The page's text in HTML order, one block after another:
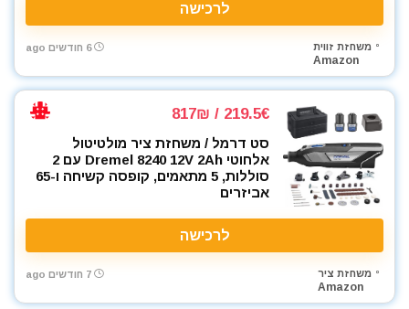
מערבל דבק / צבע
מפוח עלים
מפסלות
מפתח רטיטה 1"
מפתח רטיטה 1/2"
מפתח רטיטה 3/4"
מפתח רטיטה 3/8"
מקדחה רוטטת
מקדחים
לרכישה
משחזת זווית
Amazon
6 חודשים ago
219.5€ / 817₪
סט דרמל / משחזת ציר מולטיטול
אלחוטי Dremel 8240 12V 2Ah עם 2
סוללות, 5 מתאמים, קופסה קשיחה ו-65
אביזרים
לרכישה
משחזת ציר
Amazon
7 חודשים ago